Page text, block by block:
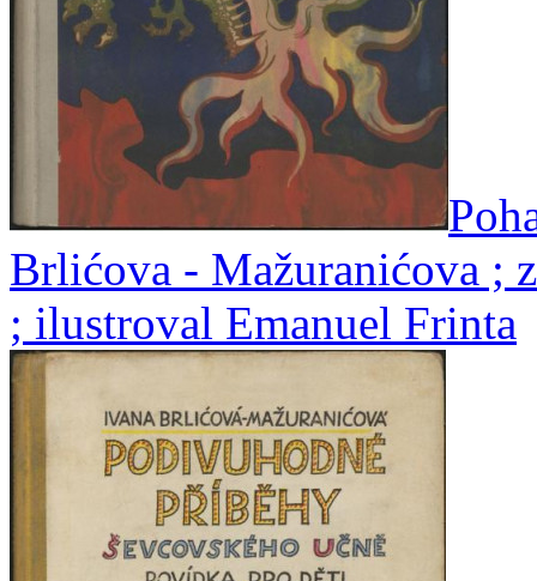
Brlićova - Mažuranićova ;
; ilustroval Emanuel Frinta